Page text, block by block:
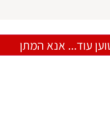
עוד... אנא המתן